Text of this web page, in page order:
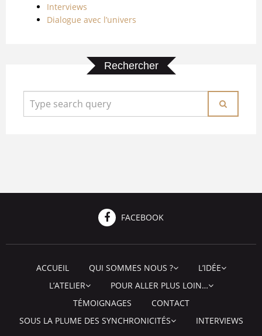
Interviews
Dialogue avec l’univers
Rechercher
FACEBOOK
ACCUEIL QUI SOMMES NOUS ?
L’IDÉE
L’ATELIER
POUR ALLER PLUS LOIN…
TÉMOIGNAGES
CONTACT
SOUS LA PLUME DES SYNCHRONICITÉS
INTERVIEWS